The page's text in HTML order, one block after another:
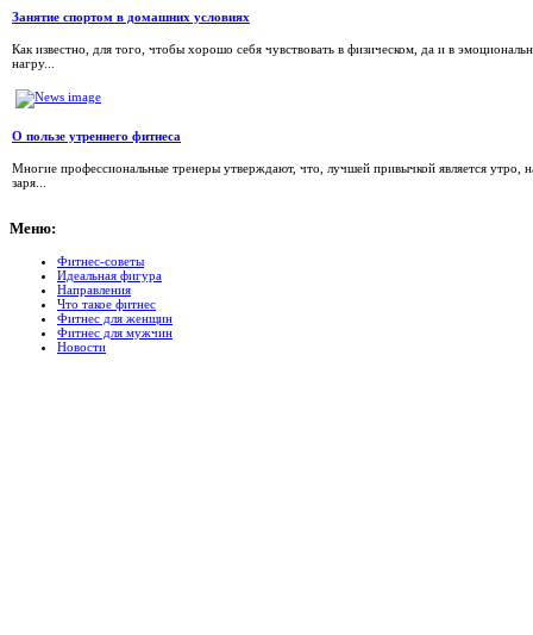
Занятие спортом в домашних условиях
Как известно, для того, чтобы хорошо себя чувствовать в физическом, да и в
нагру...
О пользе утреннего фитнеса
Многие профессиональные тренеры утверждают, что, лучшей привычкой является
заря...
Меню:
Фитнес-советы
Идеальная фигура
Направления
Что такое фитнес
Фитнес для женщин
Фитнес для мужчин
Новости